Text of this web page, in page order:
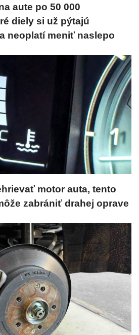
aute po 50 000
diely si už pýtajú
neoplatí meniť naslepo
motor auta, tento
zabrániť drahej oprave